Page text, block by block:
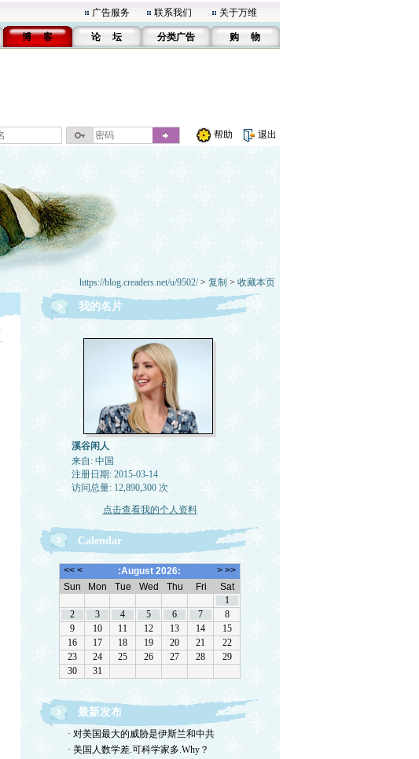
广告服务 联系我们 关于万维
博 客 论 坛 分类广告 购 物
帮助 退出
https://blog.creaders.net/u/9502/> 复制 > 收藏本页
我的名片
溪谷闲人
来自: 中国
注册日期: 2015-03-14
访问总量: 12,890,300 次
点击查看我的个人资料
Calendar
最新发布
· 对美国最大的威胁是伊斯兰和中共
· 美国人数学差.可科学家多.Why？